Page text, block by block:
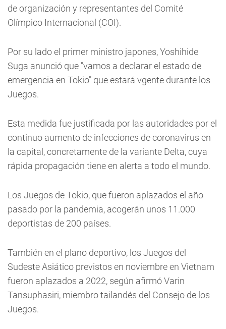
de organización y representantes del Comité
Olímpico Internacional (COI).
Por su lado el primer ministro japones, Yoshihide
Suga anunció que "vamos a declarar el estado de
emergencia en Tokio" que estará vgente durante los
Juegos.
Esta medida fue justificada por las autoridades por el
continuo aumento de infecciones de coronavirus en
la capital, concretamente de la variante Delta, cuya
rápida propagación tiene en alerta a todo el mundo.
Los Juegos de Tokio, que fueron aplazados el año
pasado por la pandemia, acogerán unos 11.000
deportistas de 200 países.
También en el plano deportivo, los Juegos del
Sudeste Asiático previstos en noviembre en Vietnam
fueron aplazados a 2022, según afirmó Varin
Tansuphasiri, miembro tailandés del Consejo de los
Juegos.